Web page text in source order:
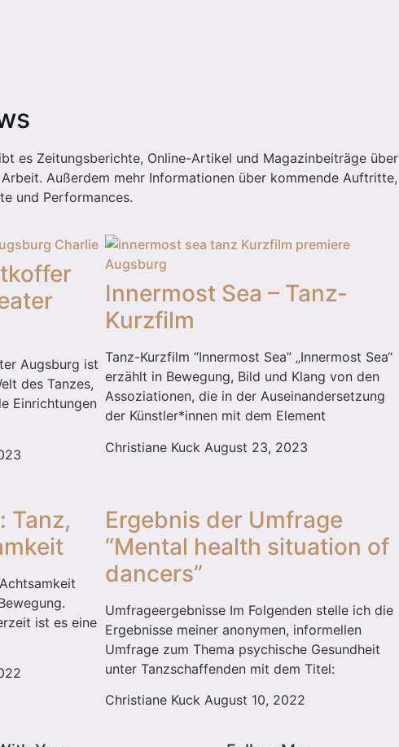
es Zeitungsberichte, Online-Artikel und Magazinbeiträge über
Arbeit. Außerdem mehr Informationen über kommende Auftritte,
und Performances.
Augsburg ist
des Tanzes,
Einrichtungen
Innermost Sea – Tanz-
Kurzfilm
Tanz-Kurzfilm “Innermost Sea” „Innermost Sea“
erzählt in Bewegung, Bild und Klang von den
Assoziationen, die in der Auseinandersetzung
der Künstler*innen mit dem Element
Christiane Kuck August 23, 2023
Tanz,
ist es eine
Ergebnis der Umfrage
“Mental health situation of
dancers”
Umfrageergebnisse Im Folgenden stelle ich die
Ergebnisse meiner anonymen, informellen
Umfrage zum Thema psychische Gesundheit
unter Tanzschaffenden mit dem Titel:
Christiane Kuck August 10, 2022